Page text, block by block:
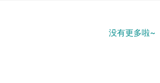
没有更多啦~